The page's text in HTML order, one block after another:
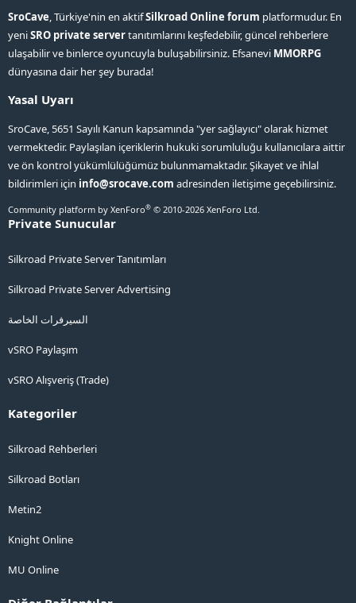
SroCave, Türkiye'nin en aktifSilkroad Online forum platformudur. En
yeniSRO private servertanıtımlarını keşfedebilir, güncel rehberlere
ulaşabilir ve binlerce oyuncuyla buluşabilirsiniz. Efsanevi MMORPG
dünyasına dair her şey burada!
Yasal Uyarı
SroCave, 5651 Sayılı Kanun kapsamında "yer sağlayıcı" olarak hizmet
vermektedir. Paylaşılan içeriklerin hukuki sorumluluğu kullanıcılara aittir
ve ön kontrol yükümlülüğümüz bulunmamaktadır. Şikayet ve ihlal
bildirimleri için info@srocave.com adresinden iletişime geçebilirsiniz.
Community platform by XenForo® © 2010-2026 XenForo Ltd.
Private Sunucular
Silkroad Private Server Tanıtımları
Silkroad Private Server Advertising
السيرفرات الخاصة
vSRO Paylaşım
vSRO Alışveriş (Trade)
Kategoriler
Silkroad Rehberleri
Silkroad Botları
Metin2
Knight Online
MU Online